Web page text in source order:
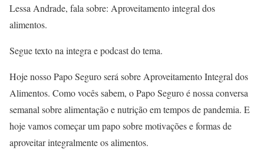
Lessa Andrade, fala sobre: Aproveitamento integral dos
alimentos.
Segue texto na integra e podcast do tema.
Hoje nosso Papo Seguro será sobre Aproveitamento Integral dos
Alimentos. Como vocês sabem, o Papo Seguro é nossa conversa
semanal sobre alimentação e nutrição em tempos de pandemia. E
hoje vamos começar um papo sobre motivações e formas de
aproveitar integralmente os alimentos.